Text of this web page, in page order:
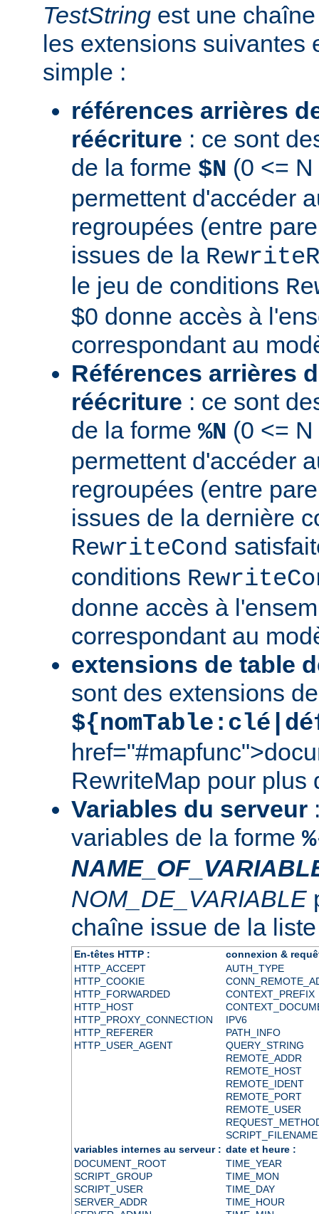
TestString est une
les extensions suivantes
simple :
références arrières
réécriture : ce sont
de la forme $N (0 <=
permettent d'accéder
regroupées (entre
issues de la
le jeu de conditions
$0 donne accès à
correspondant au
Références arrières
réécriture : ce sont
de la forme %N (0 <=
permettent d'accéder
regroupées (entre
issues de la dernière
RewriteCond
conditions
donne accès à
correspondant au
extensions de table
sont des extensions
RewriteMap pour plus
Variables du serveur
variables de la forme
NOM_DE_VARIABLE
chaîne issue de la
En-têtes HTTP :
connexion &
HTTP_ACCEPT
HTTP_COOKIE
HTTP_FORWARDED
HTTP_HOST
HTTP_PROXY_CONNECTION
HTTP_REFERER
HTTP_USER_AGENT
AUTH_TYPE
CONTEXT_PREFIX
IPV6
PATH_INFO
QUERY_STRING
REMOTE_ADDR
REMOTE_HOST
REMOTE_IDENT
REMOTE_PORT
REMOTE_USER
SCRIPT_FILENAME
variables internes au serveur : date et heure :
DOCUMENT_ROOT
SCRIPT_GROUP
SCRIPT_USER
SERVER_ADDR
TIME_YEAR
TIME_MON
TIME_DAY
TIME_HOUR